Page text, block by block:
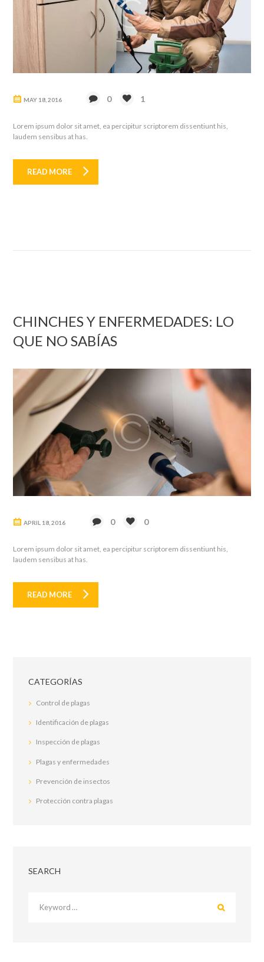
MAY 18, 2016 0 1
Lorem ipsum dolor sit amet, ea percipitur scriptorem dissentiunt his,
laudem sensibus at has.
READ MORE
CHINCHES Y ENFERMEDADES: LO
QUE NO SABÍAS
APRIL 18, 2016 0 0
Lorem ipsum dolor sit amet, ea percipitur scriptorem dissentiunt his,
laudem sensibus at has.
READ MORE
CATEGORÍAS
Control de plagas
Identificación de plagas
Inspección de plagas
Plagas y enfermedades
Prevención de insectos
Protección contra plagas
SEARCH